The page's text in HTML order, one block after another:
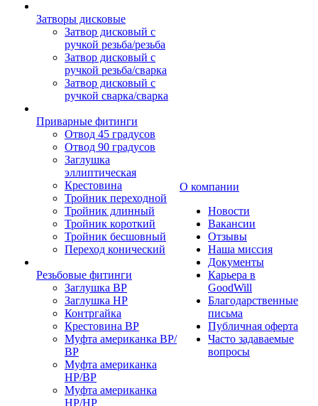
Затворы дисковые
Затвор дисковый с
ручкой резьба/резьба
Затвор дисковый с
ручкой резьба/сварка
Затвор дисковый с
ручкой сварка/сварка
Приварные фитинги
Отвод 45 градусов
Отвод 90 градусов
Заглушка
эллиптическая
Крестовина
Тройник переходной
Тройник длинный
Тройник короткий
Тройник бесшовный
Переход конический
Резьбовые фитинги
Заглушка ВР
Заглушка НР
Контргайка
Крестовина ВР
Муфта американка ВР/
ВР
Муфта американка
НР/ВР
Муфта американка
НР/НР
О компании
Новости
Вакансии
Отзывы
Наша миссия
Документы
Карьера в
GoodWill
Благодарственные
письма
Публичная оферта
Часто задаваемые
вопросы